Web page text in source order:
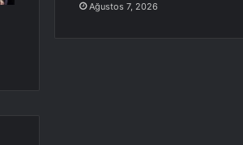
Ağustos 7, 2026